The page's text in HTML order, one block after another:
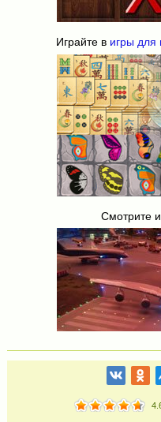
Играйте в игры для
Смотрите